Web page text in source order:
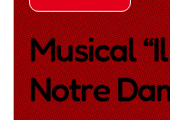
Musical
Notre